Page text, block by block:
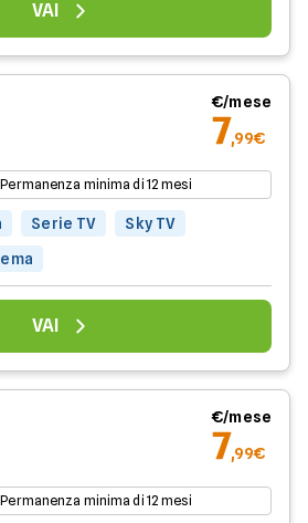
VAI
€/mese
7,99€
Permanenza minima di 12 mesi
Serie TV
Sky TV
VAI
€/mese
7,99€
Permanenza minima di 12 mesi